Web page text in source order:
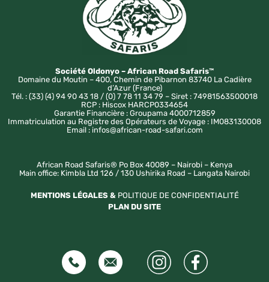
Société Oldonyo – African Road Safaris™
Domaine du Moutin – 400, Chemin de Pibarnon 83740 La Cadière
d’Azur (France)
Tél. : (33) (4) 94 90 43 18 / (0) 7 78 11 34 79 – Siret : 74981563500018
RCP : Hiscox HARCP0334654
Garantie Financière : Groupama 4000712859
Immatriculation au Registre des Opérateurs de Voyage : IM083130008
Email : infos@african-road-safari.com
African Road Safaris® Po Box 40089 – Nairobi – Kenya
Main office: Kimbla Ltd 126 / 130 Ushirika Road – Langata Nairobi
MENTIONS LÉGALES & POLITIQUE DE CONFIDENTIALITÉ
PLAN DU SITE